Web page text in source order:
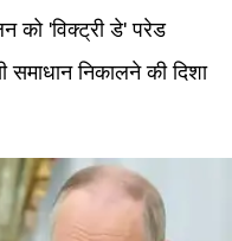
को 'विक्ट्री डे' परेड
निकालने की दिशा